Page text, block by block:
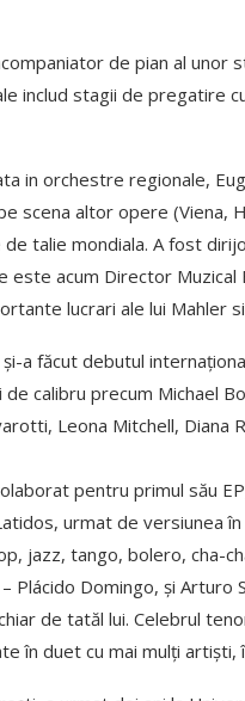
de pian al unor
includ stagii de pregatire
in orchestre regionale,
scena altor opere (Viena,
talie mondiala. A fost
este acum Director
lucrari ale lui Mahler
și-a făcut debutul
calibru precum Michael
Leona Mitchell,
pentru primul său
urmat de versiunea
jazz, tango, bolero, cha-
Plácido Domingo, și Arturo
de tatăl lui. Celebrul
în duet cu mai mulţi artişti,